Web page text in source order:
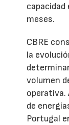
meses.
CBRE
la
volumen
operativa.
de
Portugal